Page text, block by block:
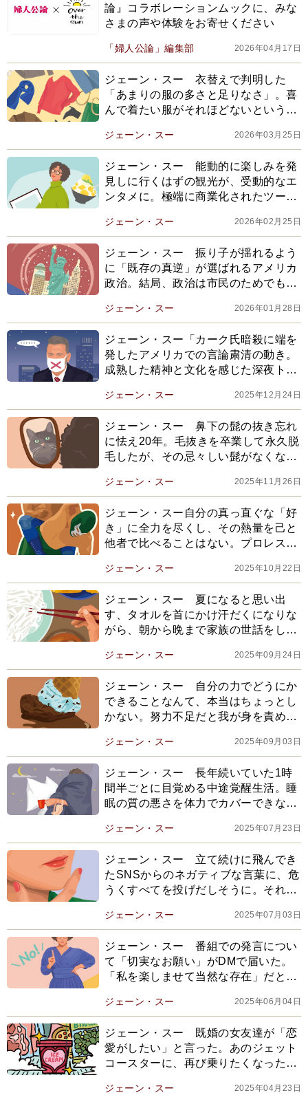
論』コラボレーションムックに、みな
さまの声や体験をお寄せください
「婦人公論」編集部 2026年04月17日
ジェーン・スー 衣替えで判明した
「あまりの服の多さと足りなさ」。喜
んで着たい服がそれほどないという事
ジェーン・スー 2026年03月25日
ジェーン・スー 能動的に楽しみを発
見しに行くはずの観光が、受動的なエ
ンタメに。極端に商業化されたツーリ
う？
ジェーン・スー 2026年02月25日
ジェーン・スー 振り子が揺れるよう
に「既存の真逆」が選ばれるアメリカ
政治。結局、政治は市民のためでも言
ジェーン・スー 2026年01月28日
ジェーン・スー「カーク氏暗殺に端を
発したアメリカでの言論粛清の動き。
成熟した精神と文化を感じた深夜トー
は…」
ジェーン・スー 2025年12月24日
ジェーン・スー 鼻下の髭の抜き忘れ
に怯え20年。毛抜きを卒業して永久脱
毛したが、その忌々しい髭がなくなっ
ジェーン・スー 2025年11月26日
ジェーン・スー自分の真っ直ぐな「好
き」に全力を尽くし、その熱量を己と
他者で比べることはない。プロレス会
ジェーン・スー 2025年10月22日
ジェーン・スー 夏になると思い出
す、タオルを首にかけ汗だくになりな
がら、朝から晩まで家族の世話をして
るのは
ジェーン・スー 2025年09月24日
ジェーン・スー 自分の力でどうにか
できることなんて、本当はちょっとし
かない。努力不足だと我が身を責める
ジェーン・スー 2025年09月03日
ジェーン・スー 長年続いていた1時
間半ごとに目覚める中途覚醒生活。睡
眠の質の悪さを体力でカバーできなく
れど…
ジェーン・スー 2025年07月23日
ジェーン・スー 立て続けに飛んでき
たSNSからのネガティブな言葉に、危
うくすべてを投げだしそうに。それで
のは…
ジェーン・スー 2025年07月03日
ジェーン・スー 番組での発言につい
て「切実なお願い」がDMで届いた。
「私を楽しませて当然な存在」だと思
ジェーン・スー 2025年06月04日
ジェーン・スー 既婚の女友達が「恋
愛がしたい」と言った。あのジェット
コースターに、再び乗りたくなった気
ジェーン・スー 2025年04月23日